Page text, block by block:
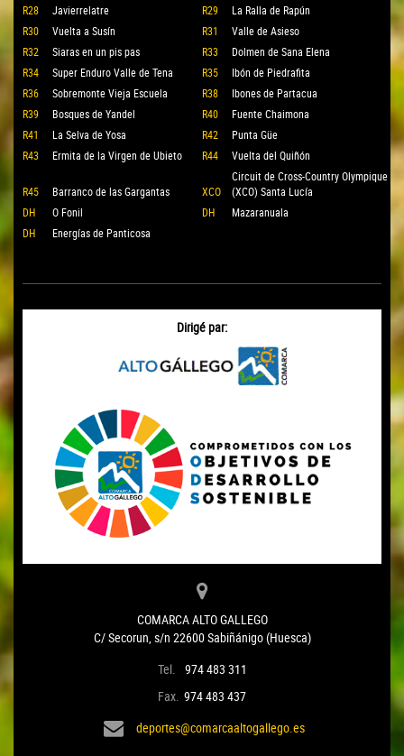
R28
Javierrelatre R29
La Ralla de Rapún
R30
Vuelta a Susín R31
Valle de Asieso
R32
Siaras en un pis pas R33
Dolmen de Sana Elena
R34
Super Enduro Valle de Tena R35
Ibón de Piedrafita
R36
Sobremonte Vieja Escuela R38
Ibones de Partacua
R39
Bosques de Yandel R40
Fuente Chaimona
R41
La Selva de Yosa R42
Punta Güe
R43
Ermita de la Virgen de Ubieto R44 Vuelta del Quiñón
R45 Barranco de las Gargantas XCO
Circuit de Cross-Country Olympique
(XCO) Santa Lucía
DH
O Fonil DH
Mazaranuala
DH
Energías de Panticosa
Dirigé par:
COMARCA ALTO GALLEGO
C/ Secorun, s/n 22600 Sabiñánigo (Huesca)
Tel. 974 483 311
Fax. 974 483 437
deportes@comarcaaltogallego.es